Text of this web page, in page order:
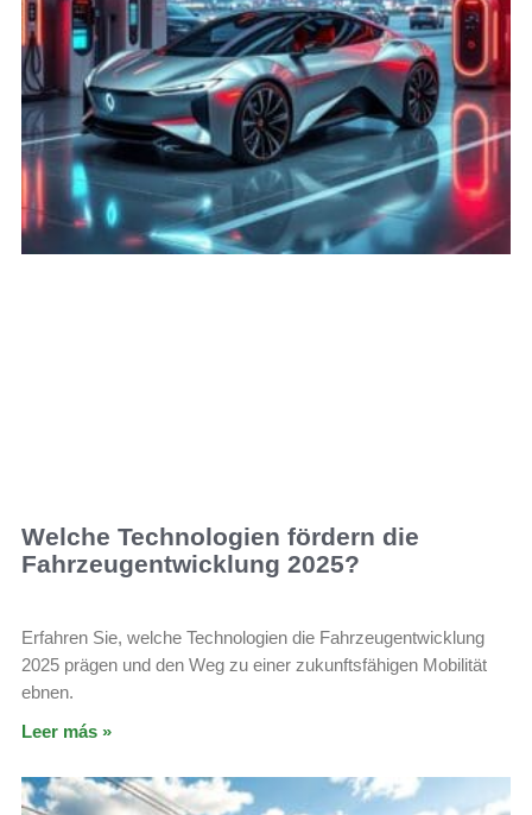
Welche Technologien fördern die
Fahrzeugentwicklung 2025?
Erfahren Sie, welche Technologien die Fahrzeugentwicklung
2025 prägen und den Weg zu einer zukunftsfähigen Mobilität
ebnen.
Leer más »